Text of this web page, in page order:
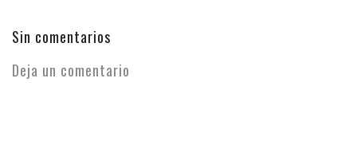
Sin comentarios
Deja un comentario